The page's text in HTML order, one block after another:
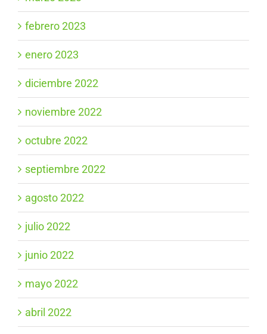
febrero 2023
enero 2023
diciembre 2022
noviembre 2022
octubre 2022
septiembre 2022
agosto 2022
julio 2022
junio 2022
mayo 2022
abril 2022